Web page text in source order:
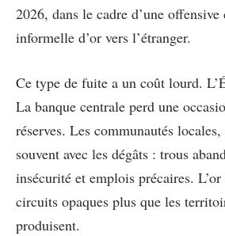
2026, dans le cadre d’une
informelle d’or vers l’étranger.
Ce type de fuite a un coût lourd.
La banque centrale perd une
réserves. Les communautés
souvent avec les dégâts : trous
insécurité et emplois précaires.
circuits opaques plus que les
produisent.